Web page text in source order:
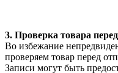
3. Проверка товара
Во избежание
проверяем товар перед
Записи могут быть